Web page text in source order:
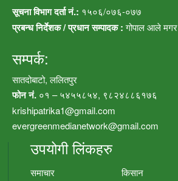
सूचना विभाग दर्ता नं.: १५०६/०७६-०७७
प्रबन्ध निर्देशक / प्रधान सम्पादक :गोपाल आले मगर
सम्पर्क:
सातदोबाटो, ललितपुर
फोन नं. ०१ – ५४५५८५४, ९८२४८८६१७६
krishipatrika1@gmail.com
evergreenmedianetwork@gmail.com
उपयोगी लिंकहरु
समाचार
किसान